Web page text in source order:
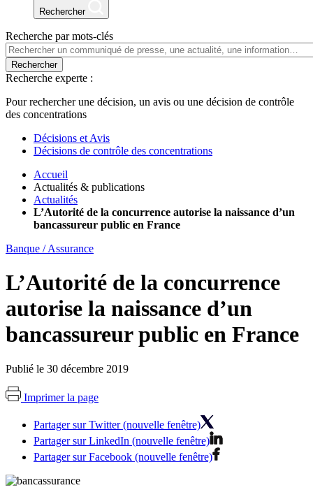
Rechercher
Recherche par mots-clés
Rechercher
Recherche experte :
Pour rechercher une décision, un avis ou une décision de contrôle
des concentrations
Décisions et Avis
Décisions de contrôle des concentrations
Accueil
Actualités & publications
Actualités
L’Autorité de la concurrence autorise la naissance d’un
bancassureur public en France
Banque / Assurance
L’Autorité de la concurrence
autorise la naissance d’un
bancassureur public en France
Publié le 30 décembre 2019
Imprimer la page
Partager sur Twitter (nouvelle fenêtre)
Partager sur LinkedIn (nouvelle fenêtre)
Partager sur Facebook (nouvelle fenêtre)